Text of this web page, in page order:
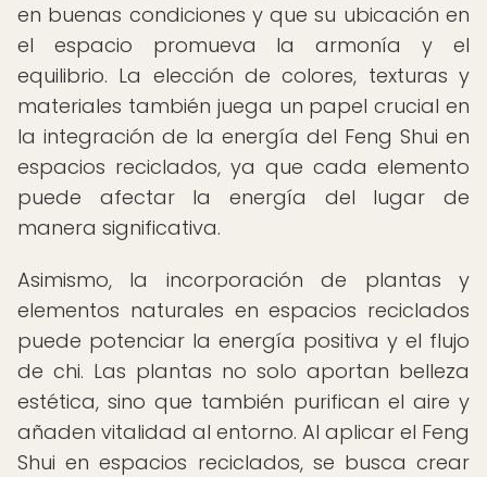
en buenas condiciones y que su ubicación en
el espacio promueva la armonía y el
equilibrio. La elección de colores, texturas y
materiales también juega un papel crucial en
la integración de la energía del Feng Shui en
espacios reciclados, ya que cada elemento
puede afectar la energía del lugar de
manera significativa.
Asimismo, la incorporación de plantas y
elementos naturales en espacios reciclados
puede potenciar la energía positiva y el flujo
de chi. Las plantas no solo aportan belleza
estética, sino que también purifican el aire y
añaden vitalidad al entorno. Al aplicar el Feng
Shui en espacios reciclados, se busca crear